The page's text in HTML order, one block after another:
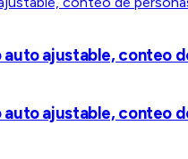
ajustable,
ajustable,